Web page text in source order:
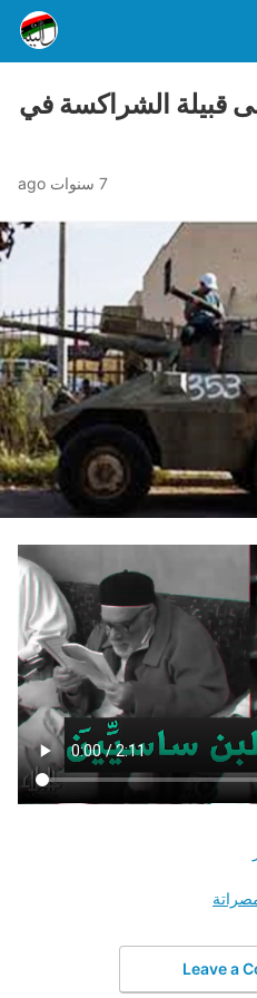
قبيلة الشراكسة في
7 سنوات ago
Leave a